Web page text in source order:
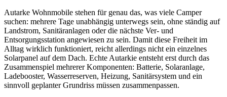
Autarke Wohnmobile stehen für genau das, was viele Camper
suchen: mehrere Tage unabhängig unterwegs sein, ohne ständig auf
Landstrom, Sanitäranlagen oder die nächste Ver- und
Entsorgungsstation angewiesen zu sein. Damit diese Freiheit im
Alltag wirklich funktioniert, reicht allerdings nicht ein einzelnes
Solarpanel auf dem Dach. Echte Autarkie entsteht erst durch das
Zusammenspiel mehrerer Komponenten: Batterie, Solaranlage,
Ladebooster, Wasserreserven, Heizung, Sanitärsystem und ein
sinnvoll geplanter Grundriss müssen zusammenpassen.